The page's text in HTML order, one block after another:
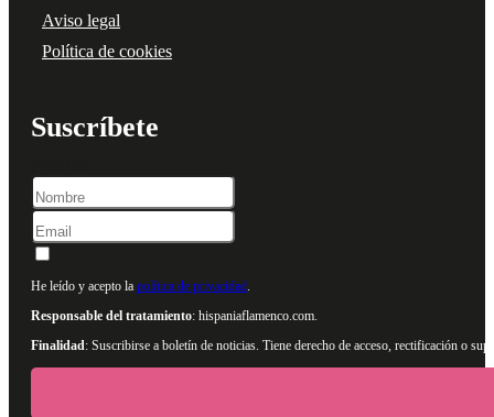
Aviso legal
Política de cookies
Suscríbete
He leído y acepto la política de privacidad.
Responsable del tratamiento: hispaniaflamenco.com.
Finalidad: Suscribirse a boletín de noticias. Tiene derecho de acceso, rectificación o